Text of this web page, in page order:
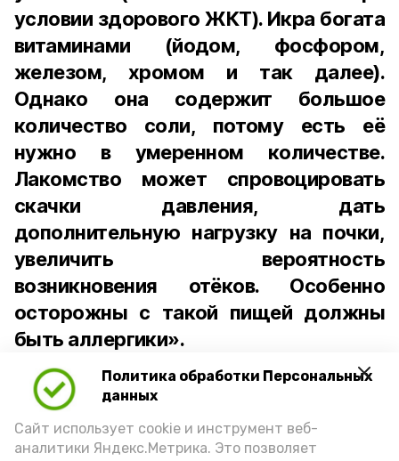
Политика обработки Персональных
данных
Сайт использует cookie и инструмент веб-
аналитики Яндекс.Метрика. Это позволяет
условии здорового ЖКТ). Икра богата
витаминами (йодом, фосфором,
железом, хромом и так далее).
Однако она содержит большое
количество соли, потому есть её
нужно в умеренном количестве.
Лакомство может спровоцировать
скачки давления, дать
дополнительную нагрузку на почки,
увеличить вероятность
возникновения отёков. Особенно
осторожны с такой пищей должны
быть аллергики».
Для взрослого человека безопасной
порцией икры считается 30-50 граммов
(2-3 ложки). При этом следует обратить
внимание на хлеб, с которым она